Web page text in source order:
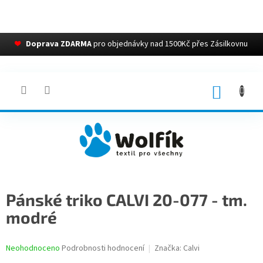
❤ Doprava ZDARMApro objednávky nad 1500Kč přes Zásilkovnu
Pánské triko CALVI 20-077 - tm.
modré
Průměrné
Neohodnoceno Podrobnosti hodnocení Značka: Calvi